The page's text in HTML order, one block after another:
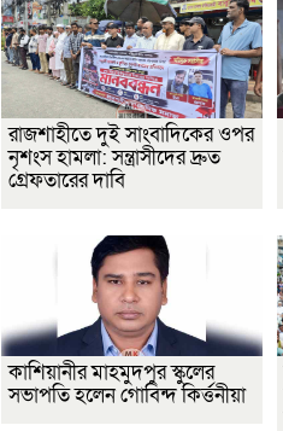
রাজশাহীতে দুই সাংবাদিকের ওপর
নৃশংস হামলা: সন্ত্রাসীদের দ্রুত
গ্রেফতারের দাবি
কাশিয়ানীর মাহমুদপুর স্কুলের
সভাপতি হলেন গোবিন্দ কির্ত্তনীয়া